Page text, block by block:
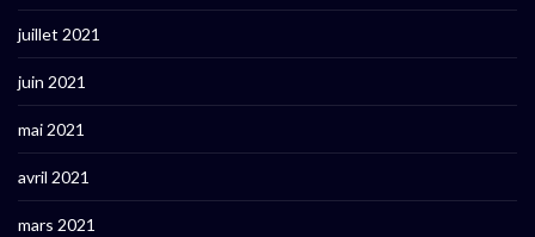
juillet 2021
juin 2021
mai 2021
avril 2021
mars 2021